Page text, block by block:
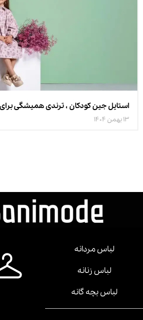
استایل جین کودکان ، ترندی همیشگی
13 بهمن 1404
لباس مردانه
لباس زنانه
لباس بچه گانه